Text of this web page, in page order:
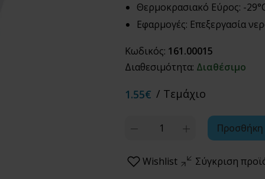
Θερμοκρασιακό Εύρος: -
Εφαρμογές: Επεξεργασία
Κωδικός: 161.00015
Διαθεσιμότητα: Διαθέσιμο
1.55€ / Τεμάχιο
Προσθήκη
Wishlist Σύγκριση